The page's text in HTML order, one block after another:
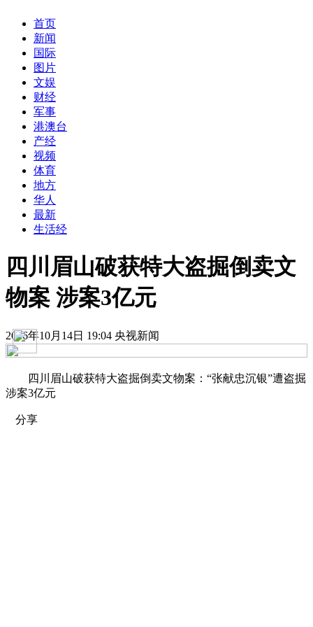
首页
新闻
国际
图片
文娱
财经
军事
港澳台
产经
视频
体育
地方
华人
最新
生活经
四川眉山破获特大盗掘倒卖文
物案 涉案3亿元
2016年10月14日 19:04 央视新闻
四川眉山破获特大盗掘倒卖文物案：“张献忠沉银”遭盗掘
涉案3亿元
分享